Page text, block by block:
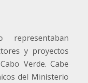
y proyectos
Verde. Cabe
del Ministerio